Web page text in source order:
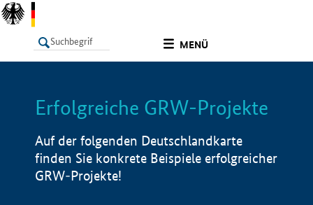
MENÜ
LISTE Info
Erfolgreiche GRW-Projekte
Auf der folgenden Deutschlandkarte
finden Sie konkrete Beispiele erfolgreicher
GRW-Projekte!